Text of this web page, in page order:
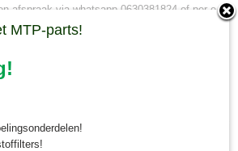
afspraak via whatsapp 0630381824 of per e-
dan zijn wij u graag van dienst.
uw leverancier voor
groot assortiment onderdelen op het gebied van
compacttractoren en aanbouwwerktuigen. Wij
met als specialisme de Japanse
MTP-parts!